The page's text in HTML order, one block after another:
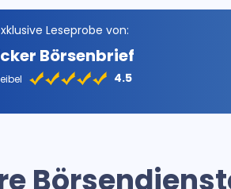
Leseprobe von:
Börsenbrief
4.5